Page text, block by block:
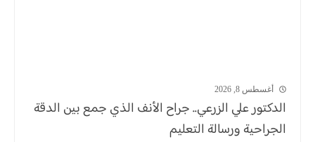
أغسطس 8, 2026
الدكتور علي الزرعي.. جراح الأنف الذي جمع بين الدقة
الجراحية ورسالة التعليم